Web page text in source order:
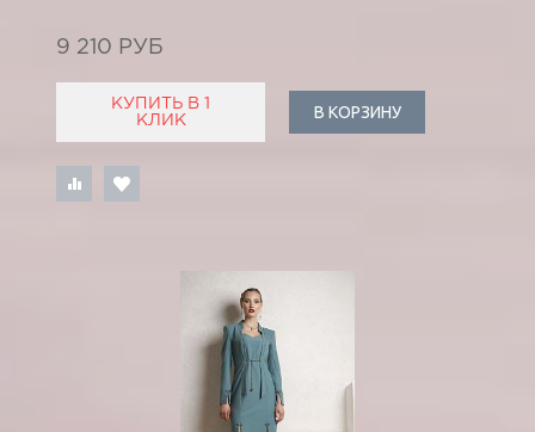
9 210 РУБ
КУПИТЬ В 1
КЛИК
В КОРЗИНУ